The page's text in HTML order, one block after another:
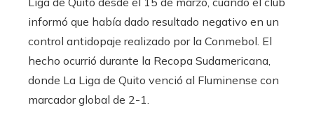
informó que había dado resultado negativo en un
control antidopaje realizado por la Conmebol. El
hecho ocurrió durante la Recopa Sudamericana,
donde La Liga de Quito venció al Fluminense con
marcador global de 2-1.